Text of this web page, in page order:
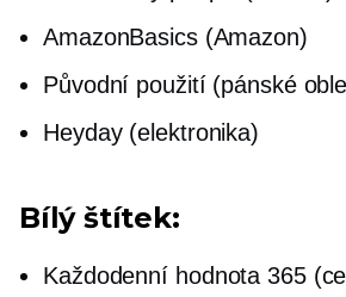
AmazonBasics (Amazon)
Původní použití (pánské
Heyday (elektronika)
Bílý štítek:
Každodenní hodnota 365